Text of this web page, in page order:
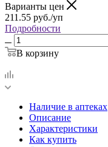
Варианты цен
211.55 руб./уп
Подробности
В корзину
Наличие в аптеках
Описание
Характеристики
Как купить